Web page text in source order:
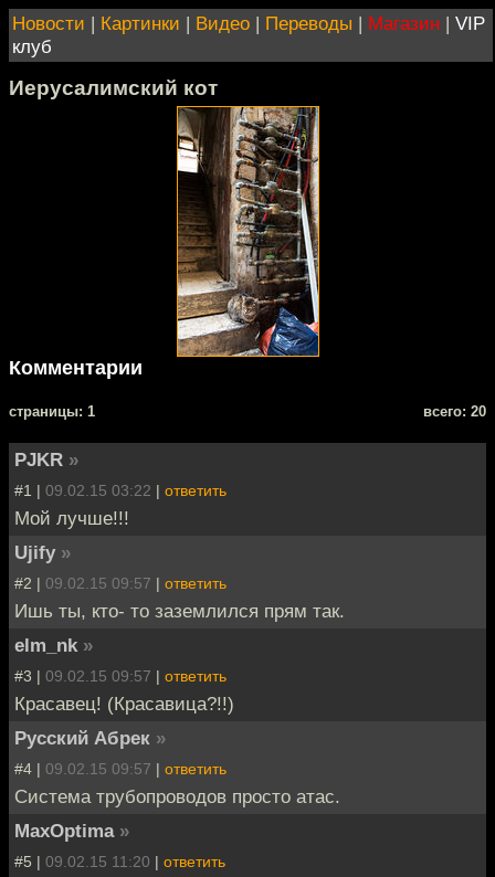
Новости | Картинки | Видео | Переводы | Магазин | VIP
клуб
Иерусалимский кот
Комментарии
cтраницы: 1 всего: 20
PJKR »
#1 | 09.02.15 03:22 | ответить
Мой лучше!!!
Ujify »
#2 | 09.02.15 09:57 | ответить
Ишь ты, кто- то заземлился прям так.
elm_nk »
#3 | 09.02.15 09:57 | ответить
Красавец! (Красавица?!!)
Русский Абрек »
#4 | 09.02.15 09:57 | ответить
Система трубопроводов просто атас.
MaxOptima »
#5 | 09.02.15 11:20 | ответить